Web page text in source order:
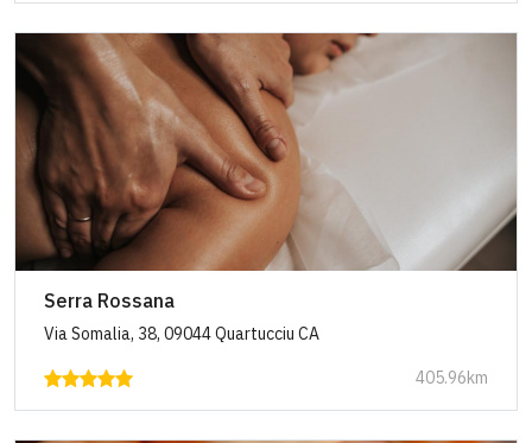
Serra Rossana
Via Somalia, 38, 09044 Quartucciu CA
405.96km